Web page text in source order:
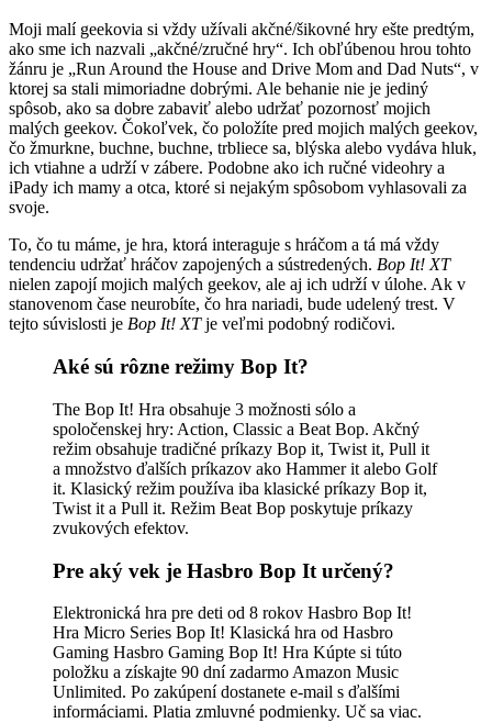
Moji malí geekovia si vždy užívali akčné/šikovné hry ešte predtým,
ako sme ich nazvali „akčné/zručné hry“. Ich obľúbenou hrou tohto
žánru je „Run Around the House and Drive Mom and Dad Nuts“, v
ktorej sa stali mimoriadne dobrými. Ale behanie nie je jediný
spôsob, ako sa dobre zabaviť alebo udržať pozornosť mojich
malých geekov. Čokoľvek, čo položíte pred mojich malých geekov,
čo žmurkne, buchne, buchne, trbliece sa, blýska alebo vydáva hluk,
ich vtiahne a udrží v zábere. Podobne ako ich ručné videohry a
iPady ich mamy a otca, ktoré si nejakým spôsobom vyhlasovali za
svoje.
To, čo tu máme, je hra, ktorá interaguje s hráčom a tá má vždy
tendenciu udržať hráčov zapojených a sústredených. Bop It! XT
nielen zapojí mojich malých geekov, ale aj ich udrží v úlohe. Ak v
stanovenom čase neurobíte, čo hra nariadi, bude udelený trest. V
tejto súvislosti je Bop It! XTje veľmi podobný rodičovi.
Aké sú rôzne režimy Bop It?
The Bop It! Hra obsahuje 3 možnosti sólo a
spoločenskej hry: Action, Classic a Beat Bop. Akčný
režim obsahuje tradičné príkazy Bop it, Twist it, Pull it
a množstvo ďalších príkazov ako Hammer it alebo Golf
it. Klasický režim používa iba klasické príkazy Bop it,
Twist it a Pull it. Režim Beat Bop poskytuje príkazy
zvukových efektov.
Pre aký vek je Hasbro Bop It určený?
Elektronická hra pre deti od 8 rokov Hasbro Bop It!
Hra Micro Series Bop It! Klasická hra od Hasbro
Gaming Hasbro Gaming Bop It! Hra Kúpte si túto
položku a získajte 90 dní zadarmo Amazon Music
Unlimited. Po zakúpení dostanete e-mail s ďalšími
informáciami. Platia zmluvné podmienky. Uč sa viac.